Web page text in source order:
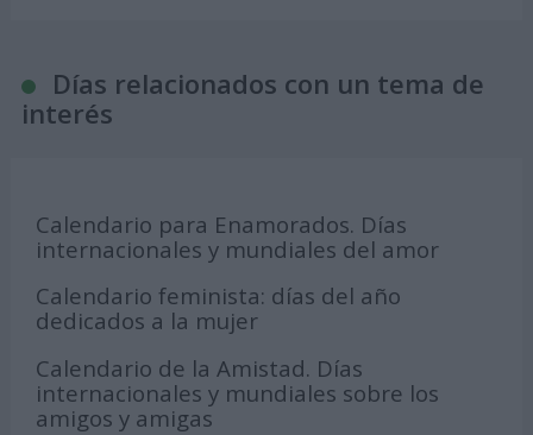
Días relacionados con un tema de
interés
Calendario para Enamorados. Días
internacionales y mundiales del amor
Calendario feminista: días del año
dedicados a la mujer
Calendario de la Amistad. Días
internacionales y mundiales sobre los
amigos y amigas